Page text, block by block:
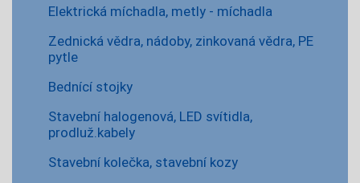
Elektrická míchadla, metly - míchadla
Zednická vědra, nádoby, zinkovaná vědra, PE
pytle
Bednící stojky
Stavební halogenová, LED svítidla,
prodluž.kabely
Stavební kolečka, stavební kozy